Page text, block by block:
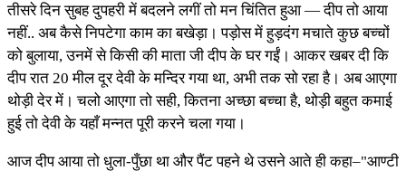
तीसरे दिन सुबह दुपहरी में बदलने लगीं तो मन चिंतित हुआ — दीप तो आया
नहीं.. अब कैसे निपटेगा काम का बखेड़ा। पड़ोस में हुड़दंग मचाते कुछ बच्चों
को बुलाया, उनमें से किसी की माता जी दीप के घर गईं। आकर खबर दी कि
दीप रात 20 मील दूर देवी के मन्दिर गया था, अभी तक सो रहा है। अब आएगा
थोड़ी देर में। चलो आएगा तो सही, कितना अच्छा बच्चा है, थोड़ी बहुत कमाई
हुई तो देवी के यहाँ मन्नत पूरी करने चला गया।
आज दीप आया तो धुला-पुँछा था और पैंट पहने थे उसने आते ही कहा–"आण्टी